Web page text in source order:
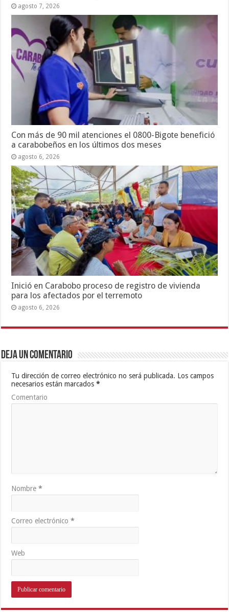
agosto 7, 2026
Con más de 90 mil atenciones el 0800-Bigote benefició
a carabobeños en los últimos dos meses
agosto 6, 2026
Inició en Carabobo proceso de registro de vivienda
para los afectados por el terremoto
agosto 6, 2026
Deja un comentario
Tu dirección de correo electrónico no será publicada. Los campos
necesarios están marcados*
Comentario
Nombre*
Correo electrónico*
Web